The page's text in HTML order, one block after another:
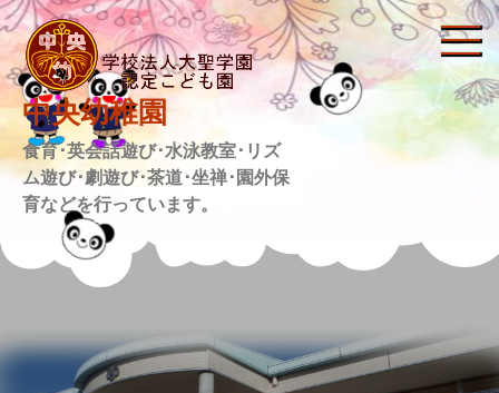
Skip
to
content
中央幼稚園
食育･英会話遊び･水泳教室･リズ
ム遊び･劇遊び･茶道･坐禅･園外保
育などを行っています。